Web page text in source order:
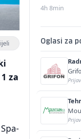
za
4h 8min
Oglasi za
ž)